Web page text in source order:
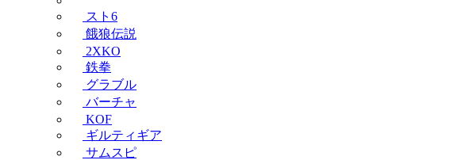
スト6
餓狼伝説
2XKO
鉄拳
グラブル
バーチャ
KOF
ギルティギア
サムスピ